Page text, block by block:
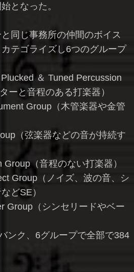
となった。
同じ事務所の仲間のボイス
テゴライズし6つのグループ
＆ Tuned Percussion
ーと音程のある打楽器）
Group（木管楽器や金管
（弦楽器などの音が持続す
（音程のない打楽器）
Group（ノイズ、波の音、シ
どSE）
Group（シンセリードやベー
ンク、6グループで全部で384